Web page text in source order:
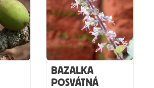
BAZALKA
POSVÁTNÁ